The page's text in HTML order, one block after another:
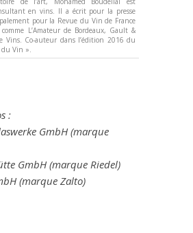
en vins. Il a écrit pour la presse
pour la Revue du Vin de France
L’Amateur de Bordeaux, Gault &
Vins. Co-auteur dans l’édition 2016 du
du Vin ».
:
GmbH (marque
GmbH (marque Riedel)
(marque Zalto)